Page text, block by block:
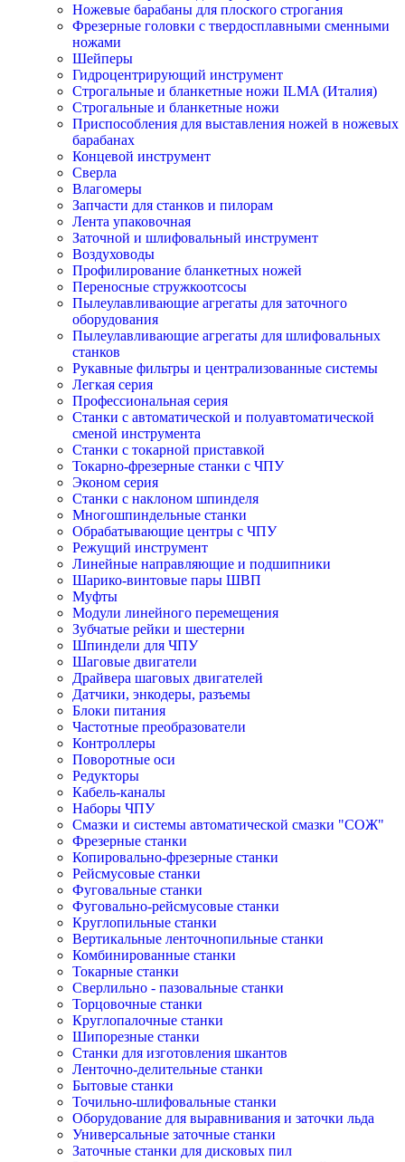
Ножевые барабаны для плоского строгания
Фрезерные головки с твердосплавными сменными
ножами
Шейперы
Гидроцентрирующий инструмент
Строгальные и бланкетные ножи ILMA (Италия)
Cтрогальные и бланкетные ножи
Приспособления для выставления ножей в ножевых
барабанах
Концевой инструмент
Сверла
Влагомеры
Запчасти для станков и пилорам
Лента упаковочная
Заточной и шлифовальный инструмент
Воздуховоды
Профилирование бланкетных ножей
Переносные стружкоотсосы
Пылеулавливающие агрегаты для заточного
оборудования
Пылеулавливающие агрегаты для шлифовальных
станков
Рукавные фильтры и централизованные системы
Легкая серия
Профессиональная серия
Станки с автоматической и полуавтоматической
сменой инструмента
Станки с токарной приставкой
Токарно-фрезерные станки с ЧПУ
Эконом серия
Станки с наклоном шпинделя
Многошпиндельные станки
Обрабатывающие центры с ЧПУ
Режущий инструмент
Линейные направляющие и подшипники
Шарико-винтовые пары ШВП
Муфты
Модули линейного перемещения
Зубчатые рейки и шестерни
Шпиндели для ЧПУ
Шаговые двигатели
Драйвера шаговых двигателей
Датчики, энкодеры, разъемы
Блоки питания
Частотные преобразователи
Контроллеры
Поворотные оси
Редукторы
Кабель-каналы
Наборы ЧПУ
Смазки и системы автоматической смазки "СОЖ"
Фрезерные станки
Копировально-фрезерные станки
Рейсмусовые станки
Фуговальные станки
Фуговально-рейсмусовые станки
Круглопильные станки
Вертикальные ленточнопильные станки
Комбинированные станки
Токарные станки
Сверлильно - пазовальные станки
Торцовочные станки
Круглопалочные станки
Шипорезные станки
Станки для изготовления шкантов
Ленточно-делительные станки
Бытовые станки
Точильно-шлифовальные станки
Оборудование для выравнивания и заточки льда
Универсальные заточные станки
Заточные станки для дисковых пил